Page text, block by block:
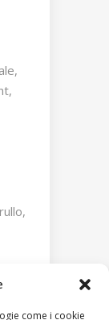
come i cookie